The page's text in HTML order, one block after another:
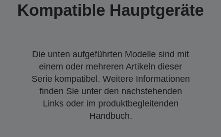
Kompatible Hauptgeräte
Die unten aufgeführten Modelle sind mit
einem oder mehreren Artikeln dieser
Serie kompatibel. Weitere Informationen
finden Sie unter den nachstehenden
Links oder im produktbegleitenden
Handbuch.